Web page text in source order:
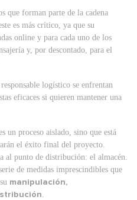
que forman parte de la cadena
es más crítico, ya que su
online y para cada uno de los
y, por descontado, para el
logístico se enfrentan
eficaces si quieren mantener una
un proceso aislado, sino que está
el éxito final del proyecto.
al punto de distribución: el almacén.
de medidas imprescindibles que
manipulación,